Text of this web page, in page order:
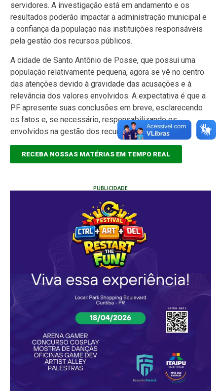
servidores. A investigação está em andamento e os
resultados poderão impactar a administração municipal e
a confiança da população nas instituições responsáveis
pela gestão dos recursos públicos.
A cidade de Santo Antônio de Posse, que possui uma
população relativamente pequena, agora se vê no centro
das atenções devido à gravidade das acusações e à
relevância dos valores envolvidos. A expectativa é que a
PF apresente suas conclusões em breve, esclarecendo
os fatos e, se necessário, responsabilizando os
envolvidos na gestão dos recursos previdenciários.
RECEBA NOSSAS MATÉRIAS EM TEMPO REAL
PUBLICIDADE